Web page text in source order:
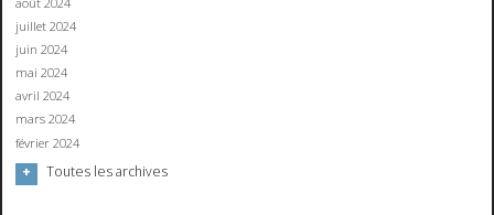
juillet 2024
juin 2024
mai 2024
avril 2024
mars 2024
février 2024
Toutes les archives